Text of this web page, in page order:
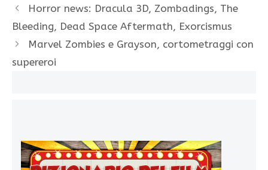
Horror news: Dracula 3D, Zombadings, The
Bleeding, Dead Space Aftermath, Exorcismus
Marvel Zombies e Grayson, cortometraggi con
supereroi